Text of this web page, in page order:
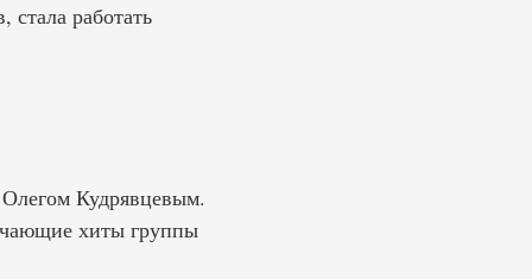
стала работать
Кудрявцевым.
хиты группы